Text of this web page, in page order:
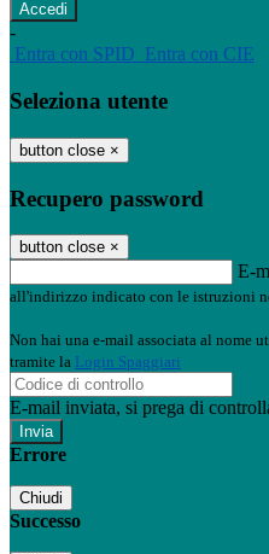
-
Entra con SPID Entra con CIE
Seleziona utente
button close ×
Recupero password
button close ×
E-
all'indirizzo indicato con le istruzioni
Non hai una e-mail associata al nome
tramite la Login Spaggiari
E-mail inviata, si prega di
Errore
Chiudi
Successo